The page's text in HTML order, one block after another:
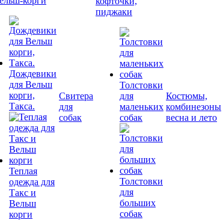
Дождевики
для Вельш
корги,
Такса.
Теплая
одежда для
Такс и
Вельш
корги
Свитера
для
собак
пиджаки
Толстовки
для
маленьких
собак
Толстовки
для
больших
собак
Костюмы,
комбинезоны
весна и лето